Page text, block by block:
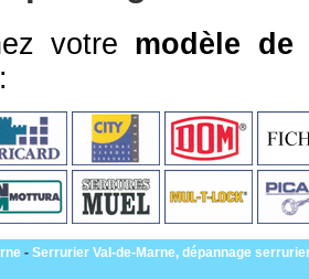
votre modèle de
- Serrurier Val-de-Marne, dépannage